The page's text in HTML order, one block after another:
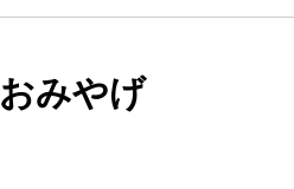
おみやげ